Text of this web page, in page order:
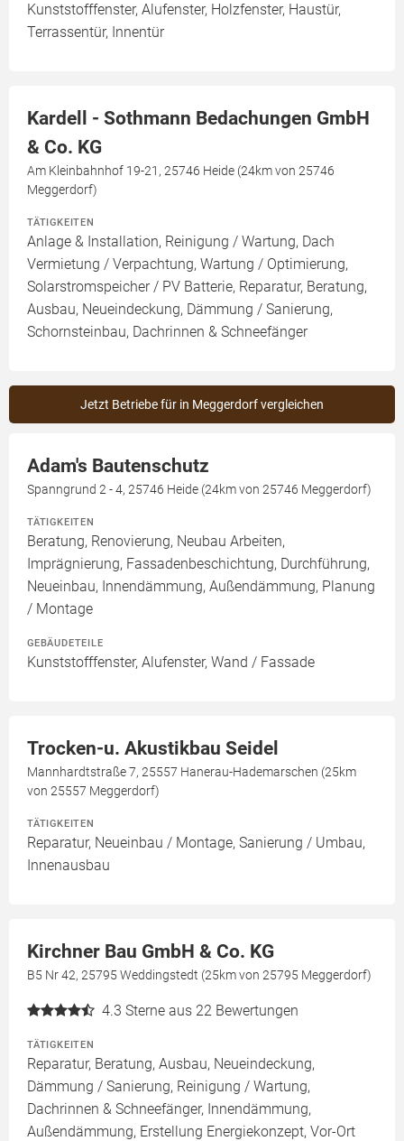
Kunststofffenster, Alufenster, Holzfenster, Haustür,
Terrassentür, Innentür
Kardell - Sothmann Bedachungen GmbH
& Co. KG
Am Kleinbahnhof 19-21, 25746 Heide (24km von 25746
Meggerdorf)
TÄTIGKEITEN
Anlage & Installation, Reinigung / Wartung, Dach
Vermietung / Verpachtung, Wartung / Optimierung,
Solarstromspeicher / PV Batterie, Reparatur, Beratung,
Ausbau, Neueindeckung, Dämmung / Sanierung,
Schornsteinbau, Dachrinnen & Schneefänger
Jetzt Betriebe für in Meggerdorf vergleichen
Adam's Bautenschutz
Spanngrund 2 - 4, 25746 Heide (24km von 25746 Meggerdorf)
TÄTIGKEITEN
Beratung, Renovierung, Neubau Arbeiten,
Imprägnierung, Fassadenbeschichtung, Durchführung,
Neueinbau, Innendämmung, Außendämmung, Planung
/ Montage
GEBÄUDETEILE
Kunststofffenster, Alufenster, Wand / Fassade
Trocken-u. Akustikbau Seidel
Mannhardtstraße 7, 25557 Hanerau-Hademarschen (25km
von 25557 Meggerdorf)
TÄTIGKEITEN
Reparatur, Neueinbau / Montage, Sanierung / Umbau,
Innenausbau
Kirchner Bau GmbH & Co. KG
B5 Nr 42, 25795 Weddingstedt (25km von 25795 Meggerdorf)
4.3 Sterne aus 22 Bewertungen
TÄTIGKEITEN
Reparatur, Beratung, Ausbau, Neueindeckung,
Dämmung / Sanierung, Reinigung / Wartung,
Dachrinnen & Schneefänger, Innendämmung,
Außendämmung, Erstellung Energiekonzept, Vor-Ort